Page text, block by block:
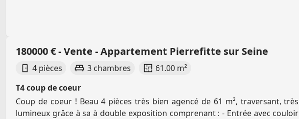
180000 € - Vente - Appartement Pierrefitte sur Seine
4 pièces 3 chambres
61.00 m²
T4 coup de coeur
Coup de coeur ! Beau 4 pièces très bien agencé de 61 m², traversant, très
lumineux grâce à sa à double exposition comprenant : - Entrée avec couloir